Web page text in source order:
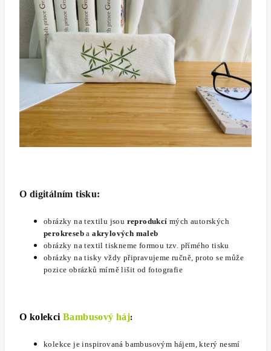
O digitálním tisku:
obrázky na textilu jsou reprodukcí mých autorských
perokreseba akrylových maleb
obrázky na textil tiskneme formou tzv. přímého tisku
obrázky na tisky vždy připravujeme ručně, proto se může
pozice obrázků mírně lišit od fotografie
O kolekciBambusový háj:
kolekce je inspirovaná bambusovým hájem, který nesmí